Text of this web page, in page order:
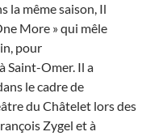
la même saison, Il
More » qui mêle
pour
Saint-Omer. Il a
le cadre de
du Châtelet lors des
Zygel et à